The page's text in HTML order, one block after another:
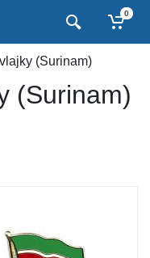
0
(Surinam)
(Surinam)